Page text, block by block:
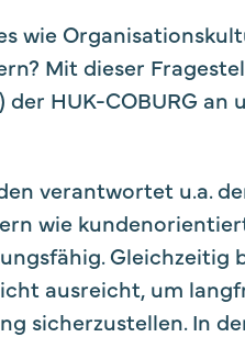
wie
Mit dieser
HUK-COBURG an
verantwortet u.a.
wie
Gleichzeitig
ausreicht, um
sicherzustellen. In